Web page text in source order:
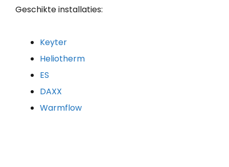
Geschikte installaties:
Keyter
Heliotherm
ES
DAXX
Warmflow